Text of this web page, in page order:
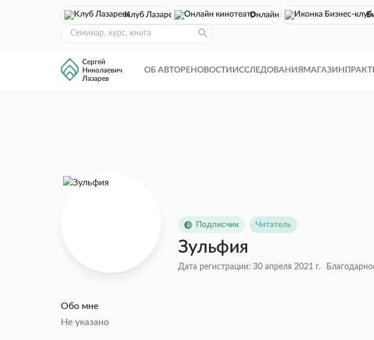
Клуб Лазарева Онлайн кинотеатр
Сергей
Николаевич
Лазарев
ОБ АВТОРЕ НОВОСТИ ИССЛЕДОВАНИЯ МАГАЗИН
Подписчик Читатель
Зульфия
Дата регистрации: 30 апреля 2021 г.
Обо мне
Не указано